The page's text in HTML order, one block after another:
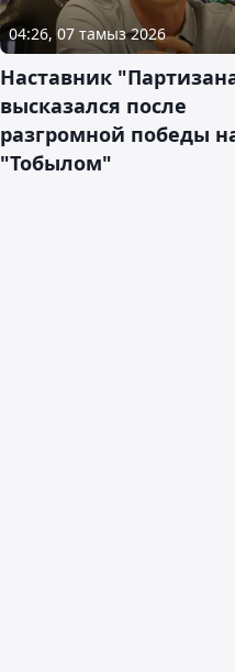
04:26, 07 тамыз 2026
Наставник
высказался после
разгромной победы
"Тобылом"